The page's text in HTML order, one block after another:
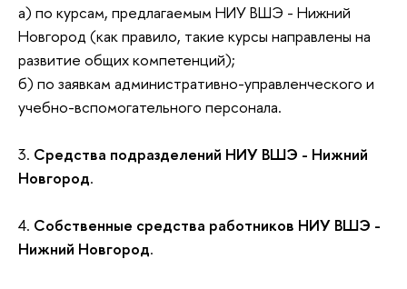
а) по курсам, предлагаемым НИУ ВШЭ - Нижний
Новгород (как правило, такие курсы направлены на
развитие общих компетенций);
б) по заявкам административно-управленческого и
учебно-вспомогательного персонала.
3. Средства подразделений НИУ ВШЭ - Нижний
Новгород.
4. Собственные средства работников НИУ ВШЭ -
Нижний Новгород.